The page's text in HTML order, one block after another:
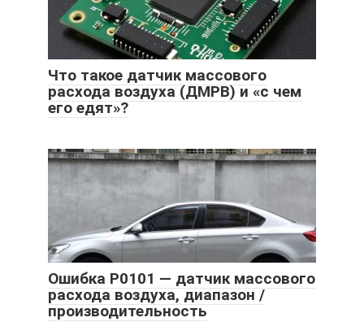
Что такое датчик массового
расхода воздуха (ДМРВ) и «с чем
его едят»?
Ошибка P0101 — датчик массового
расхода воздуха, диапазон /
производительность